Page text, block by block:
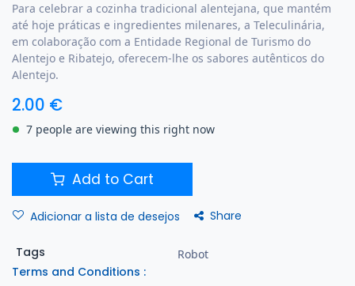
Para celebrar a cozinha tradicional alentejana, que mantém
até hoje práticas e ingredientes milenares, a Teleculinária,
em colaboração com a Entidade Regional de Turismo do
Alentejo e Ribatejo, oferecem-lhe os sabores autênticos do
Alentejo.
2.00 €
7 people are viewing this right now
Add to Cart
Adicionar a lista de desejos Share
Tags Robot
Terms and Conditions :